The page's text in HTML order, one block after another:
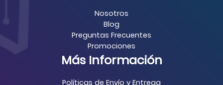
Nosotros
Blog
Preguntas Frecuentes
Promociones
Más Información
Políticas de Envío y Entrega